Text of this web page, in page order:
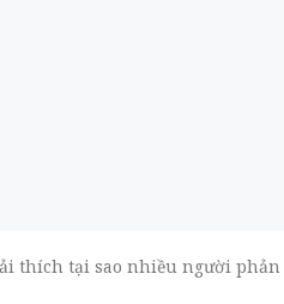
thích tại sao nhiều người